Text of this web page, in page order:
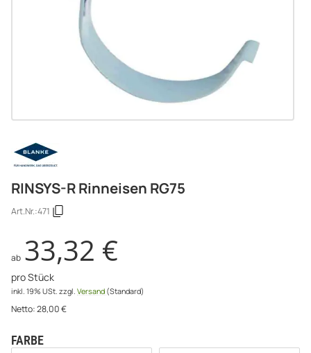
RINSYS-R Rinneisen RG75
Art.Nr.:471
ab 33,32 €
pro Stück
inkl. 19% USt. zzgl. Versand (Standard)
Netto:28,00€
FARBE